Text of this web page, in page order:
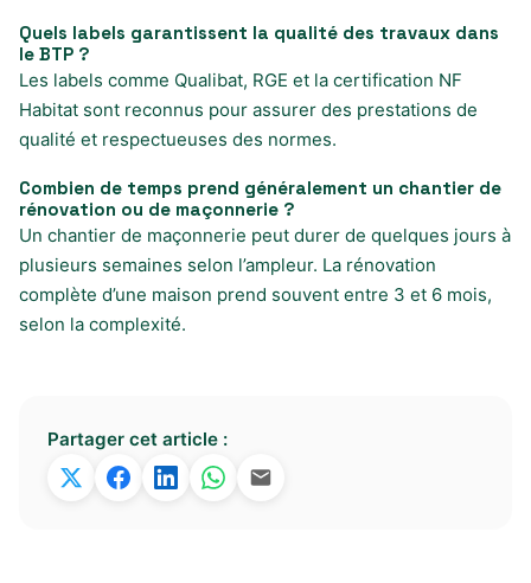
Quels labels garantissent la qualité des travaux dans
le BTP ?
Les labels comme Qualibat, RGE et la certification NF
Habitat sont reconnus pour assurer des prestations de
qualité et respectueuses des normes.
Combien de temps prend généralement un chantier de
rénovation ou de maçonnerie ?
Un chantier de maçonnerie peut durer de quelques jours à
plusieurs semaines selon l’ampleur. La rénovation
complète d’une maison prend souvent entre 3 et 6 mois,
selon la complexité.
Partager cet article :